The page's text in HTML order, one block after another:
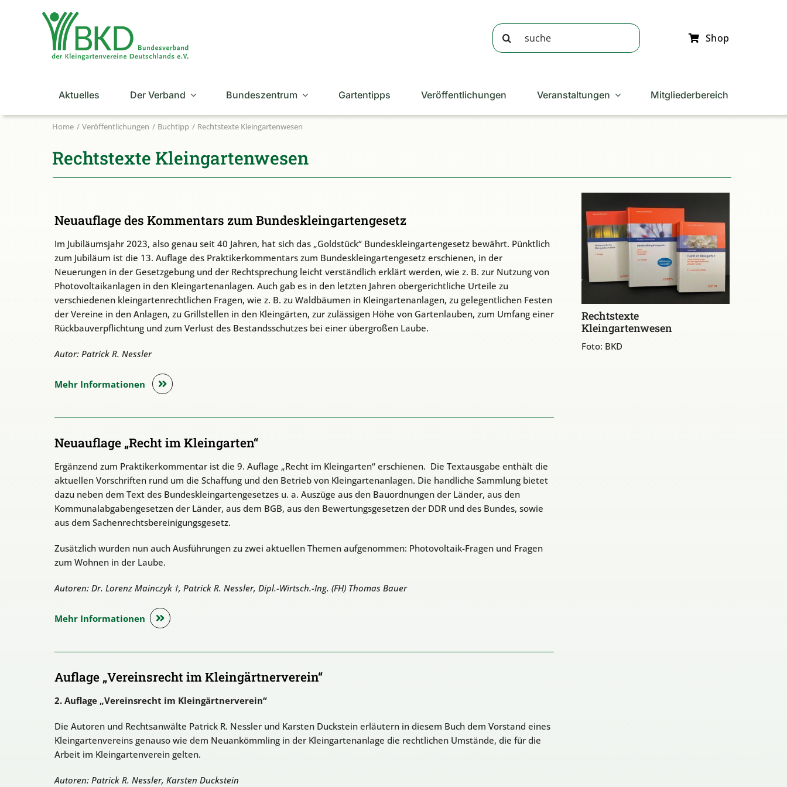
Suche
nach:
Shop
Aktuelles Der Verband Bundeszentrum Gartentipps Veröffentlichungen Veranstaltungen Mitgliederbereich
Home Veröffentlichungen Buchtipp Rechtstexte Kleingartenwesen
Rechtstexte Kleingartenwesen
Neuauflage des Kommentars zum Bundeskleingartengesetz
Im Jubiläumsjahr 2023, also genau seit 40 Jahren, hat sich das „Goldstück“ Bundeskleingartengesetz bewährt. Pünktlich
zum Jubiläum ist die 13. Auflage des Praktikerkommentars zum Bundeskleingartengesetz erschienen, in der
Neuerungen in der Gesetzgebung und der Rechtsprechung leicht verständlich erklärt werden, wie z. B. zur Nutzung von
Photovoltaikanlagen in den Kleingartenanlagen. Auch gab es in den letzten Jahren obergerichtliche Urteile zu
verschiedenen kleingartenrechtlichen Fragen, wie z. B. zu Waldbäumen in Kleingartenanlagen, zu gelegentlichen Festen
der Vereine in den Anlagen, zu Grillstellen in den Kleingärten, zur zulässigen Höhe von Gartenlauben, zum Umfang einer
Rückbauverpflichtung und zum Verlust des Bestandsschutzes bei einer übergroßen Laube.
Autor: Patrick R. Nessler
Mehr Informationen
Neuauflage „Recht im Kleingarten“
Ergänzend zum Praktikerkommentar ist die 9. Auflage „Recht im Kleingarten“ erschienen. Die Textausgabe enthält die
aktuellen Vorschriften rund um die Schaffung und den Betrieb von Kleingartenanlagen. Die handliche Sammlung bietet
dazu neben dem Text des Bundeskleingartengesetzes u. a. Auszüge aus den Bauordnungen der Länder, aus den
Kommunalabgabengesetzen der Länder, aus dem BGB, aus den Bewertungsgesetzen der DDR und des Bundes, sowie
aus dem Sachenrechtsbereinigungsgesetz.
Zusätzlich wurden nun auch Ausführungen zu zwei aktuellen Themen aufgenommen: Photovoltaik-Fragen und Fragen
zum Wohnen in der Laube.
Autoren: Dr. Lorenz Mainczyk †, Patrick R. Nessler, Dipl.-Wirtsch.-Ing. (FH) Thomas Bauer
Mehr Informationen
Auflage „Vereinsrecht im Kleingärtnerverein“
2. Auflage „Vereinsrecht im Kleingärtnerverein“
Die Autoren und Rechtsanwälte Patrick R. Nessler und Karsten Duckstein erläutern in diesem Buch dem Vorstand eines
Kleingartenvereins genauso wie dem Neuankömmling in der Kleingartenanlage die rechtlichen Umstände, die für die
Arbeit im Kleingartenverein gelten.
Autoren: Patrick R. Nessler, Karsten Duckstein
Rechtstexte
Kleingartenwesen
Foto: BKD